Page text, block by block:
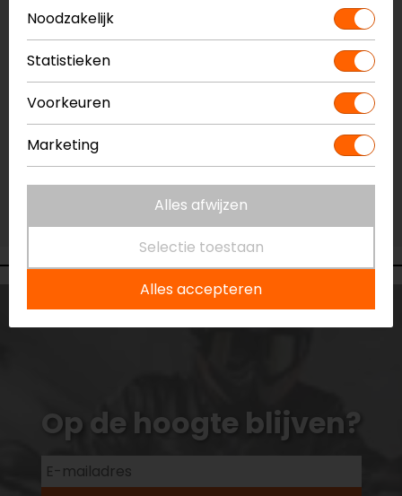
Ruime voorraad
Vestiging Breda
Ruime voorraad
Vestiging Capelle a/d IJssel
Ruime voorraad
Vestiging Eindhoven
Ruime voorraad
Ruime voorraad
Op de hoogte blijven?
Noodzakelijk
Statistieken
Voorkeuren
Marketing
Alles afwijzen
Selectie toestaan
Alles accepteren